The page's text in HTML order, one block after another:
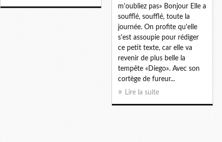
m'oubliez pas» Bonjour Elle a
soufflé, soufflé, toute la
journée. On profite qu'elle
s'est assoupie pour rédiger
ce petit texte, car elle va
revenir de plus belle la
tempête «Diego». Avec son
cortège de fureur...
Lire la suite